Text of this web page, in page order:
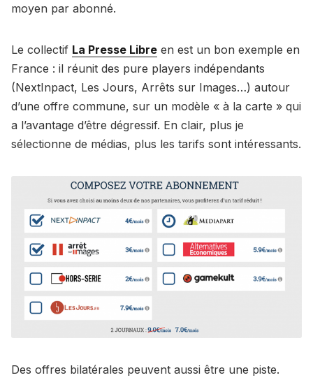
moyen par abonné.
Le collectif La Presse Libre en est un bon exemple en
France : il réunit des pure players indépendants
(NextInpact, Les Jours, Arrêts sur Images…) autour
d’une offre commune, sur un modèle « à la carte » qui
a l’avantage d’être dégressif. En clair, plus je
sélectionne de médias, plus les tarifs sont intéressants.
Des offres bilatérales peuvent aussi être une piste.